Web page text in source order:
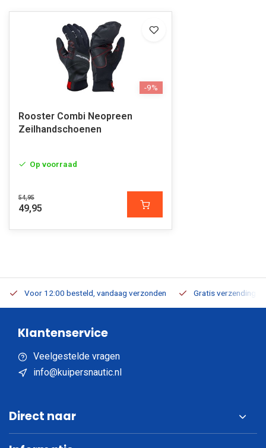
-9%
Rooster Combi Neopreen
Zeilhandschoenen
Op voorraad
54,95
49,95
Voor 12:00 besteld, vandaag verzonden Gratis verzending
Klantenservice
Veelgestelde vragen
info@kuipersnautic.nl
Direct naar